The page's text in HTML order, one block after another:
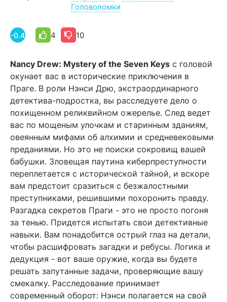
Головоломки
-0.4 4 10
Nancy Drew: Mystery of the Seven Keys с головой
окунает вас в исторические приключения в
Праге. В роли Нэнси Дрю, экстраординарного
детектива-подростка, вы расследуете дело о
похищенном реликвийном ожерелье. След ведет
вас по мощеным улочкам и старинным зданиям,
овеянным мифами об алхимии и средневековыми
преданиями. Но это не поиски сокровищ вашей
бабушки. Зловещая паутина киберпреступности
переплетается с исторической тайной, и вскоре
вам предстоит сразиться с безжалостными
преступниками, решившими похоронить правду.
Разгадка секретов Праги - это не просто погоня
за тенью. Придется испытать свои детективные
навыки. Вам понадобится острый глаз на детали,
чтобы расшифровать загадки и ребусы. Логика и
дедукция - вот ваше оружие, когда вы будете
решать запутанные задачи, проверяющие вашу
смекалку. Расследование принимает
современный оборот: Нэнси полагается на свой